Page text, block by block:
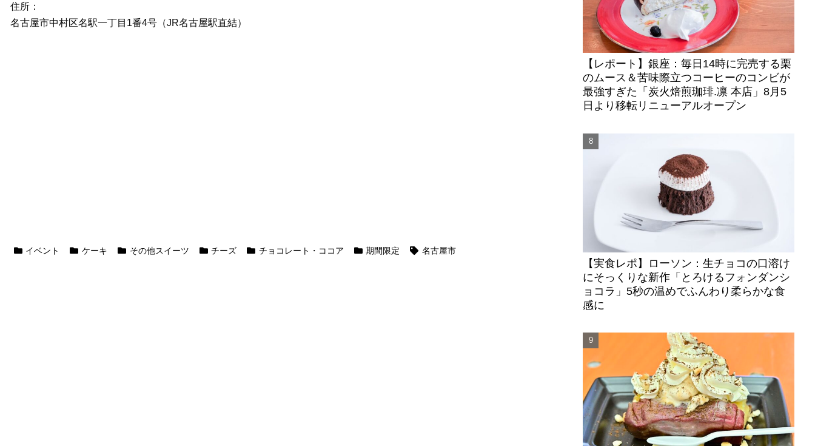
住所：
名古屋市中村区名駅一丁目1番4号（JR名古屋駅直結）
イベント ケーキ その他スイーツ チーズ チョコレート・ココア 期間限定 名古屋市
【レポート】銀座：毎日14時に完売する栗
のムース＆苦味際立つコーヒーのコンビが
最強すぎた「炭火焙煎珈琲.凛 本店」8月5
日より移転リニューアルオープン
【実食レポ】ローソン：生チョコの口溶け
にそっくりな新作「とろけるフォンダンシ
ョコラ」5秒の温めでふんわり柔らかな食
感に